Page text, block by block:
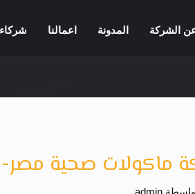
الشركة المدونة اعمالنا
ماكولات صحية